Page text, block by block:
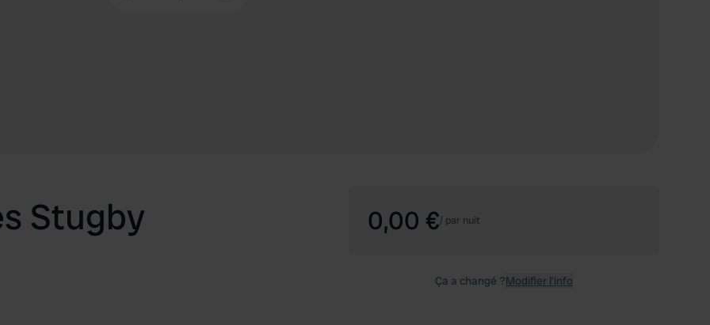
Stugby 0,00 €/ par nuit
Ça a changé ?Modifier l’info